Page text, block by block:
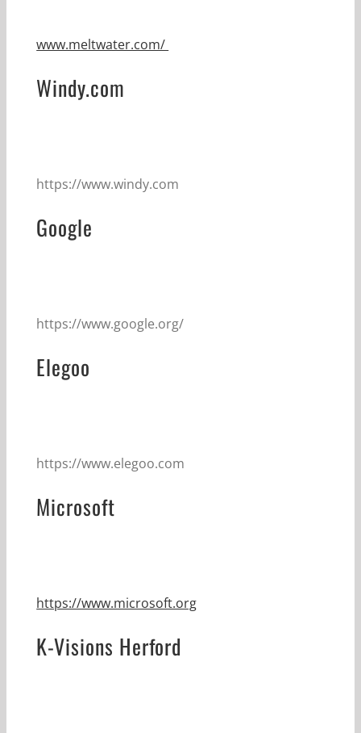
www.meltwater.com/
Windy.com
https://www.windy.com
Google
https://www.google.org/
Elegoo
https://www.elegoo.com
Microsoft
https://www.microsoft.org
K-Visions Herford